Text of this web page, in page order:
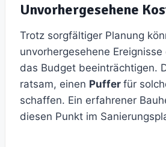
Unvorhergesehene
Trotz sorgfältiger Planung
unvorhergesehene
das Budget beeinträchtigen.
ratsam, einen Puffer für
schaffen. Ein erfahrener
diesen Punkt im